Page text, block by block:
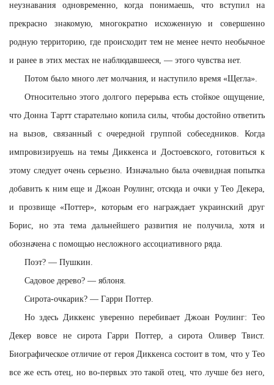
неузнавания одновременно, когда понимаешь, что вступил на
прекрасно знакомую, многократно исхоженную и совершенно
родную территорию, где происходит тем не менее нечто необычное
и ранее в этих местах не наблюдавшееся, — этого чувства нет.
Потом было много лет молчания, и наступило время «Щегла».
Относительно этого долгого перерыва есть стойкое ощущение,
что Донна Тартт старательно копила силы, чтобы достойно ответить
на вызов, связанный с очередной группой собеседников. Когда
импровизируешь на темы Диккенса и Достоевского, готовиться к
этому следует очень серьезно. Изначально была очевидная попытка
добавить к ним еще и Джоан Роулинг, отсюда и очки у Тео Декера,
и прозвище «Поттер», которым его награждает украинский друг
Борис, но эта тема дальнейшего развития не получила, хотя и
обозначена с помощью несложного ассоциативного ряда.
Поэт? — Пушкин.
Садовое дерево? — яблоня.
Сирота-очкарик? — Гарри Поттер.
Но здесь Диккенс уверенно перебивает Джоан Роулинг: Тео
Декер вовсе не сирота Гарри Поттер, а сирота Оливер Твист.
Биографическое отличие от героя Диккенса состоит в том, что у Тео
все же есть отец, но во-первых это такой отец, что лучше без него,